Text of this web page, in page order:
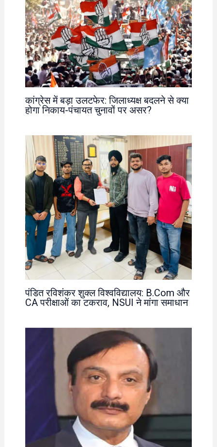
कांग्रेस में बड़ा उलटफेर: जिलाध्यक्ष बदलने से क्या
होगा निकाय-पंचायत चुनावों पर असर?
पंडित रविशंकर शुक्ल विश्वविद्यालय: B.Com और
CA परीक्षाओं का टकराव, NSUI ने मांगा समाधान